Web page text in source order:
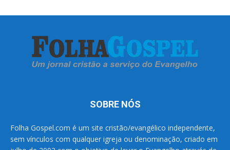
SOBRE NÓS
Folha Gospel.com é um site cristão/evangélico independente,
sem vínculos com qualquer igreja ou denominação, criado em